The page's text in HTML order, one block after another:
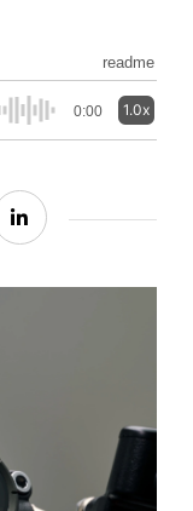
readme
0:00 1.0x